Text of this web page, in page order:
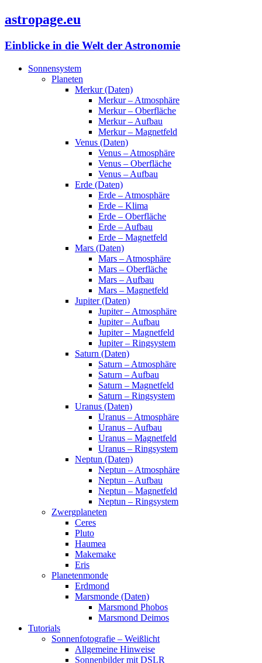
astropage.eu
Einblicke in die Welt der Astronomie
Sonnensystem
Planeten
Merkur (Daten)
Merkur – Atmosphäre
Merkur – Oberfläche
Merkur – Aufbau
Merkur – Magnetfeld
Venus (Daten)
Venus – Atmosphäre
Venus – Oberfläche
Venus – Aufbau
Erde (Daten)
Erde – Atmosphäre
Erde – Klima
Erde – Oberfläche
Erde – Aufbau
Erde – Magnetfeld
Mars (Daten)
Mars – Atmosphäre
Mars – Oberfläche
Mars – Aufbau
Mars – Magnetfeld
Jupiter (Daten)
Jupiter – Atmosphäre
Jupiter – Aufbau
Jupiter – Magnetfeld
Jupiter – Ringsystem
Saturn (Daten)
Saturn – Atmosphäre
Saturn – Aufbau
Saturn – Magnetfeld
Saturn – Ringsystem
Uranus (Daten)
Uranus – Atmosphäre
Uranus – Aufbau
Uranus – Magnetfeld
Uranus – Ringsystem
Neptun (Daten)
Neptun – Atmosphäre
Neptun – Aufbau
Neptun – Magnetfeld
Neptun – Ringsystem
Zwergplaneten
Ceres
Pluto
Haumea
Makemake
Eris
Planetenmonde
Erdmond
Marsmonde (Daten)
Marsmond Phobos
Marsmond Deimos
Tutorials
Sonnenfotografie – Weißlicht
Allgemeine Hinweise
Sonnenbilder mit DSLR